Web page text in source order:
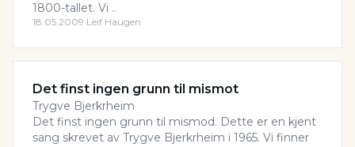
1800-tallet. Vi ..
18.05.2009·Leif Haugen
Det finst ingen grunn til mismot
Trygve Bjerkrheim
Det finst ingen grunn til mismod. Dette er en kjent
sang skrevet av Trygve Bjerkrheim i 1965. Vi finner